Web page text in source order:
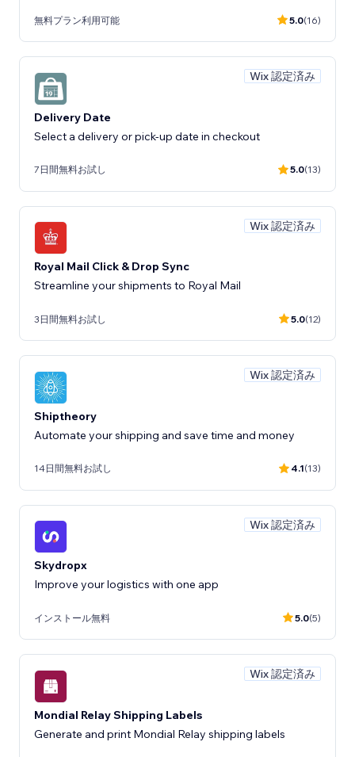
無料プラン利用可能 5.0(16)
Wix 認定済み
Delivery Date
Select a delivery or pick-up date in checkout
7日間無料お試し 5.0(13)
Wix 認定済み
Royal Mail Click & Drop Sync
Streamline your shipments to Royal Mail
3日間無料お試し 5.0(12)
Wix 認定済み
Shiptheory
Automate your shipping and save time and money
14日間無料お試し 4.1(13)
Wix 認定済み
Skydropx
Improve your logistics with one app
インストール無料 5.0(5)
Wix 認定済み
Mondial Relay Shipping Labels
Generate and print Mondial Relay shipping labels